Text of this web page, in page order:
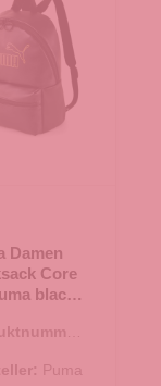
Damen
Core
black-
Puma